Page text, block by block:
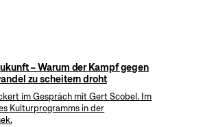
– Warum der Kampf gegen
zu scheitern droht
im Gespräch mit Gert Scobel. Im
Kulturprogramms in der